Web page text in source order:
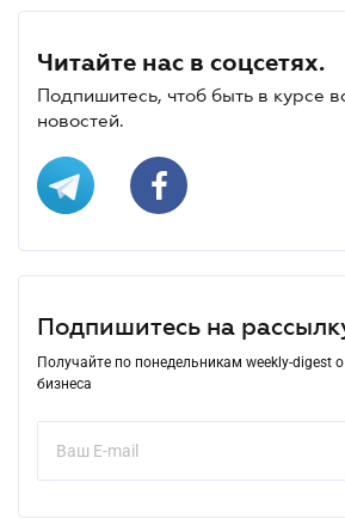
Читайте нас в соцсетях.
Подпишитесь, чтоб быть в курсе
новостей.
Подпишитесь на
Получайте по понедельникам weekly-digest
бизнеса